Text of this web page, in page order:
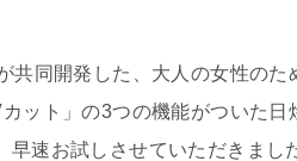
共同開発した、大人の女性の
ット」の3つの機能がついた日
早速お試しさせていただきまし